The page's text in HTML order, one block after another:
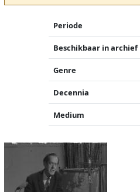
Periode
Beschikbaar in archief
Genre
Decennia
Medium